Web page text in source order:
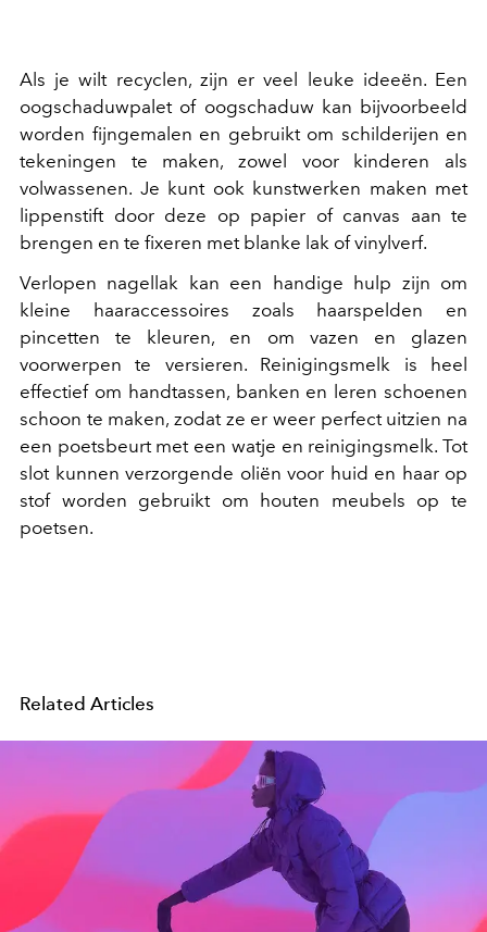
Als je wilt recyclen, zijn er veel leuke ideeën. Een
oogschaduwpalet of oogschaduw kan bijvoorbeeld
worden fijngemalen en gebruikt om schilderijen en
tekeningen te maken, zowel voor kinderen als
volwassenen. Je kunt ook kunstwerken maken met
lippenstift door deze op papier of canvas aan te
brengen en te fixeren met blanke lak of vinylverf.
Verlopen nagellak kan een handige hulp zijn om
kleine haaraccessoires zoals haarspelden en
pincetten te kleuren, en om vazen en glazen
voorwerpen te versieren. Reinigingsmelk is heel
effectief om handtassen, banken en leren schoenen
schoon te maken, zodat ze er weer perfect uitzien na
een poetsbeurt met een watje en reinigingsmelk. Tot
slot kunnen verzorgende oliën voor huid en haar op
stof worden gebruikt om houten meubels op te
poetsen.
Related Articles